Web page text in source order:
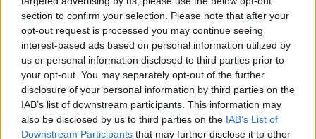
section to confirm your selection. Please note that after your
opt-out request is processed you may continue seeing
interest-based ads based on personal information utilized by
us or personal information disclosed to third parties prior to
your opt-out. You may separately opt-out of the further
disclosure of your personal information by third parties on the
IAB’s list of downstream participants. This information may
also be disclosed by us to third parties on the IAB’s List of
Downstream Participants that may further disclose it to other
Hozzászólások